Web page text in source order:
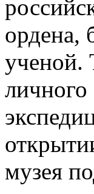
ордена,
ученой.
личного
музея